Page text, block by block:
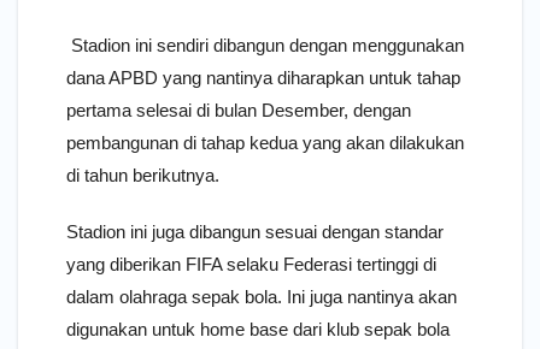
Stadion ini sendiri dibangun dengan menggunakan
dana APBD yang nantinya diharapkan untuk tahap
pertama selesai di bulan Desember, dengan
pembangunan di tahap kedua yang akan dilakukan
di tahun berikutnya.
Stadion ini juga dibangun sesuai dengan standar
yang diberikan FIFA selaku Federasi tertinggi di
dalam olahraga sepak bola. Ini juga nantinya akan
digunakan untuk home base dari klub sepak bola